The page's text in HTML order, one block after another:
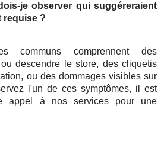
je observer qui suggéreraient
requise ?
communs comprennent des
descendre le store, des cliquetis
ou des dommages visibles sur
l'un de ces symptômes, il est
appel à nos services pour une